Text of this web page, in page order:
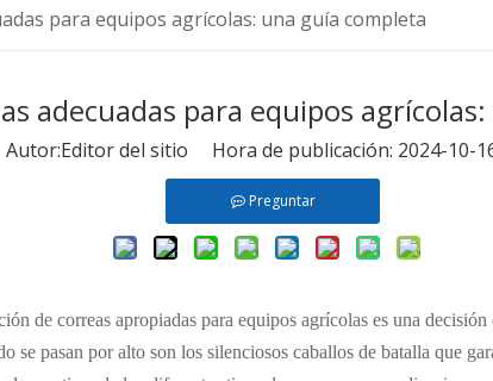
para equipos agrícolas: una guía completa
adecuadas para equipos
del sitio Hora de publicación: 2024-
Preguntar
de correas apropiadas para equipos agrícolas es una
se pasan por alto son los silenciosos caballos de batalla que